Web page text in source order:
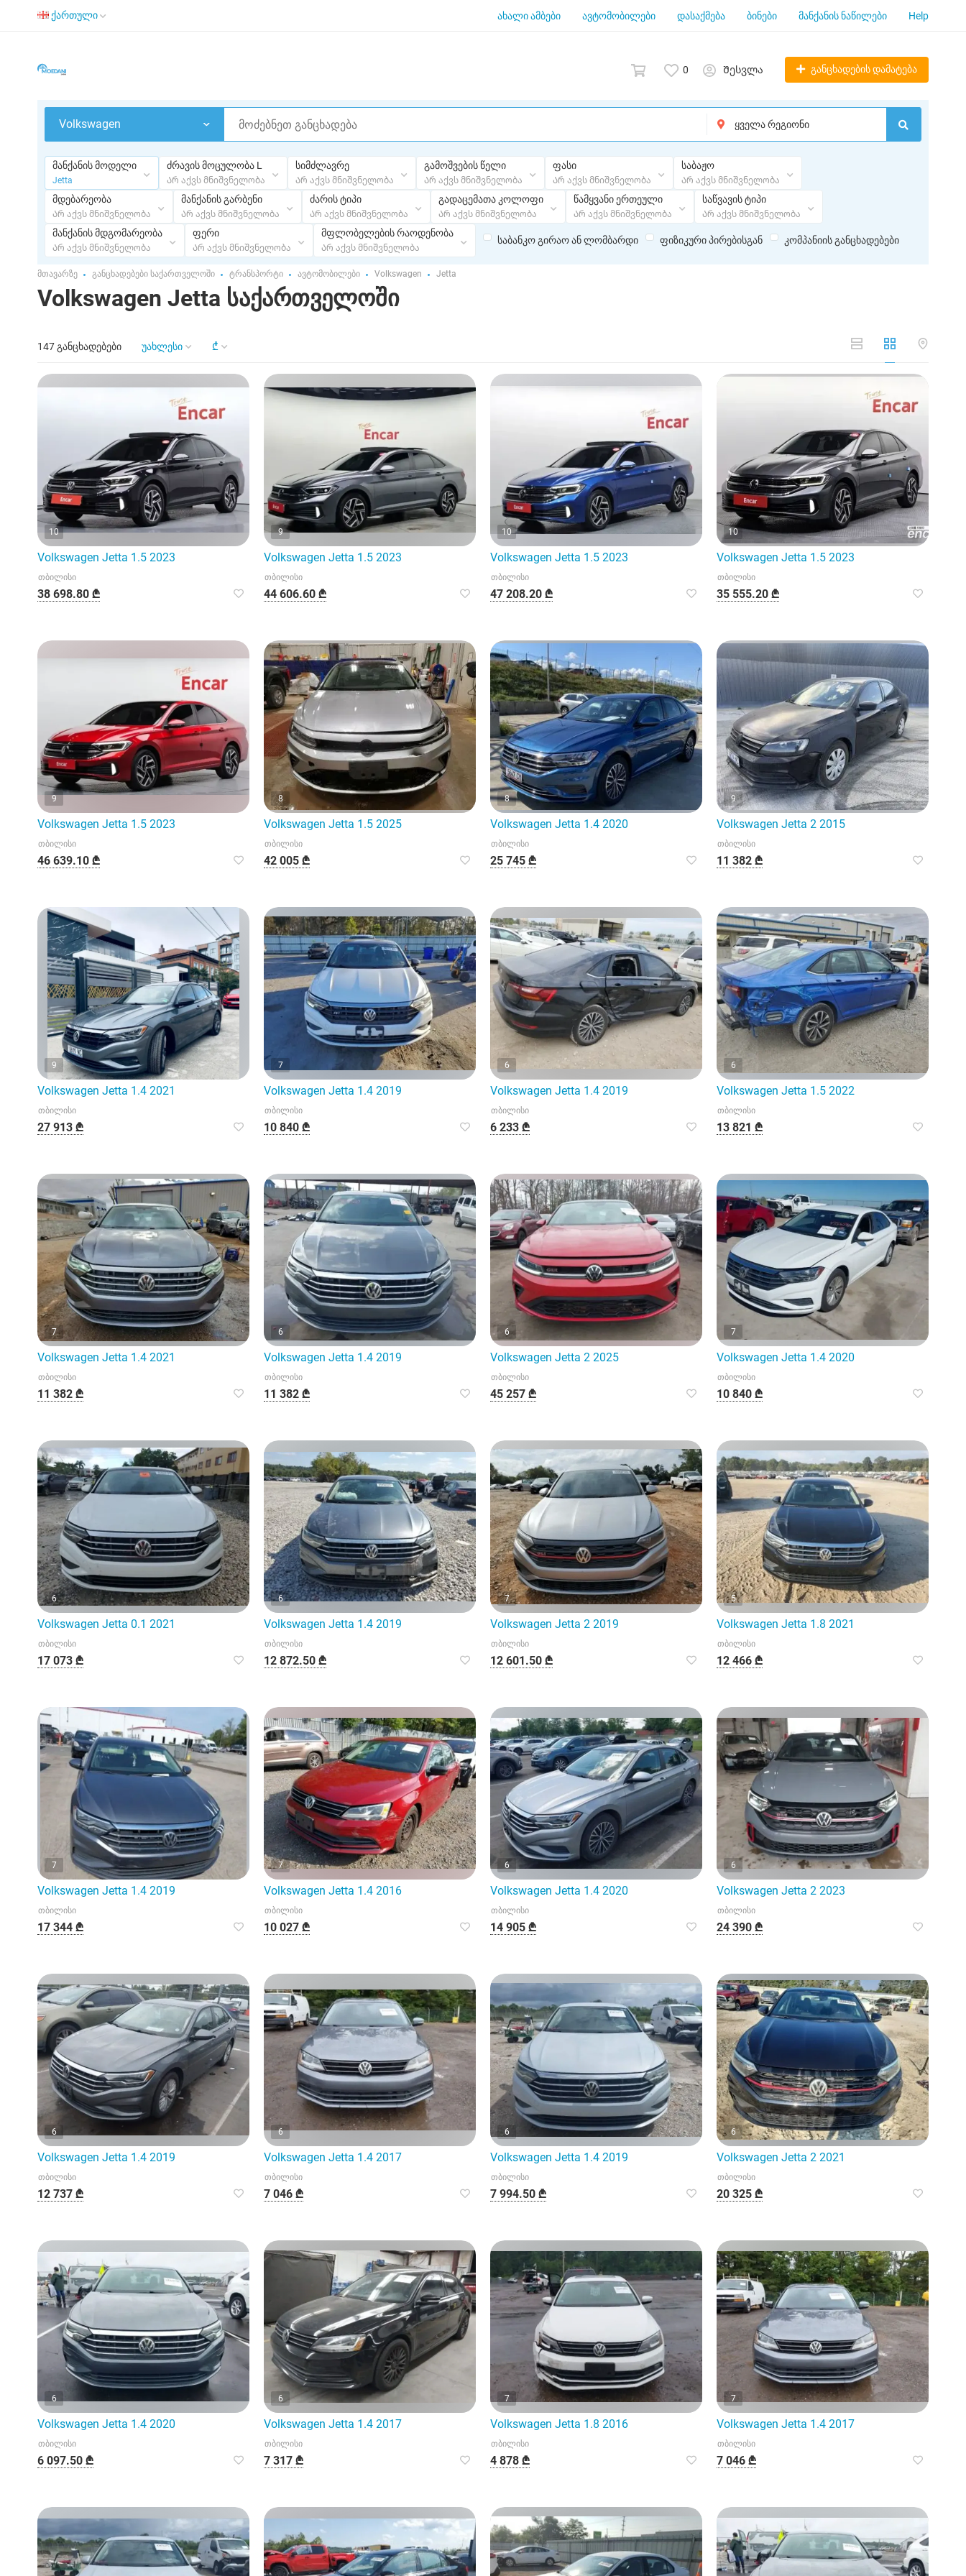
ქართული ახალი ამბები ავტომობილები დასაქმება ბინები მანქანის ნაწილები Help
0 Შესვლა განცხადების დამატება
Volkswagen
მანქანის მოდელი
Jetta
ძრავის მოცულობა L
Არ აქვს მნიშვნელობა
სიმძლავრე
Არ აქვს მნიშვნელობა
გამოშვების წელი
Არ აქვს მნიშვნელობა
ფასი
Არ აქვს მნიშვნელობა
საბაჟო
Არ აქვს მნიშვნელობა
მდებარეობა
Არ აქვს მნიშვნელობა
მანქანის გარბენი
Არ აქვს მნიშვნელობა
ძარის ტიპი
Არ აქვს მნიშვნელობა
გადაცემათა კოლოფი
Არ აქვს მნიშვნელობა
წამყვანი ერთეული
Არ აქვს მნიშვნელობა
საწვავის ტიპი
Არ აქვს მნიშვნელობა
მანქანის მდგომარეობა
Არ აქვს მნიშვნელობა
ფერი
Არ აქვს მნიშვნელობა
მფლობელების რაოდენობა
Არ აქვს მნიშვნელობა
საბანკო გირაო ან ლომბარდი ფიზიკური პირებისგან კომპანიის განცხადებები
მთავარზე განცხადებები საქართველოში ტრანსპორტი ავტომობილები Volkswagen Jetta
Volkswagen Jetta საქართველოში
147 განცხადებები უახლესი ₾
10
Volkswagen Jetta 1.5 2023
თბილისი
38 698.80 ₾
9
Volkswagen Jetta 1.5 2023
თბილისი
44 606.60 ₾
10
Volkswagen Jetta 1.5 2023
თბილისი
47 208.20 ₾
10
Volkswagen Jetta 1.5 2023
თბილისი
35 555.20 ₾
9
Volkswagen Jetta 1.5 2023
თბილისი
46 639.10 ₾
8
Volkswagen Jetta 1.5 2025
თბილისი
42 005 ₾
8
Volkswagen Jetta 1.4 2020
თბილისი
25 745 ₾
9
Volkswagen Jetta 2 2015
თბილისი
11 382 ₾
9
Volkswagen Jetta 1.4 2021
თბილისი
27 913 ₾
7
Volkswagen Jetta 1.4 2019
თბილისი
10 840 ₾
6
Volkswagen Jetta 1.4 2019
თბილისი
6 233 ₾
6
Volkswagen Jetta 1.5 2022
თბილისი
13 821 ₾
7
Volkswagen Jetta 1.4 2021
თბილისი
11 382 ₾
6
Volkswagen Jetta 1.4 2019
თბილისი
11 382 ₾
6
Volkswagen Jetta 2 2025
თბილისი
45 257 ₾
7
Volkswagen Jetta 1.4 2020
თბილისი
10 840 ₾
6
Volkswagen Jetta 0.1 2021
თბილისი
17 073 ₾
6
Volkswagen Jetta 1.4 2019
თბილისი
12 872.50 ₾
7
Volkswagen Jetta 2 2019
თბილისი
12 601.50 ₾
5
Volkswagen Jetta 1.8 2021
თბილისი
12 466 ₾
7
Volkswagen Jetta 1.4 2019
თბილისი
17 344 ₾
7
Volkswagen Jetta 1.4 2016
თბილისი
10 027 ₾
6
Volkswagen Jetta 1.4 2020
თბილისი
14 905 ₾
6
Volkswagen Jetta 2 2023
თბილისი
24 390 ₾
6
Volkswagen Jetta 1.4 2019
თბილისი
12 737 ₾
6
Volkswagen Jetta 1.4 2017
თბილისი
7 046 ₾
6
Volkswagen Jetta 1.4 2019
თბილისი
7 994.50 ₾
6
Volkswagen Jetta 2 2021
თბილისი
20 325 ₾
6
Volkswagen Jetta 1.4 2020
თბილისი
6 097.50 ₾
6
Volkswagen Jetta 1.4 2017
თბილისი
7 317 ₾
7
Volkswagen Jetta 1.8 2016
თბილისი
4 878 ₾
7
Volkswagen Jetta 1.4 2017
თბილისი
7 046 ₾